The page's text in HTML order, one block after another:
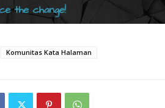
Komunitas Kata Halaman